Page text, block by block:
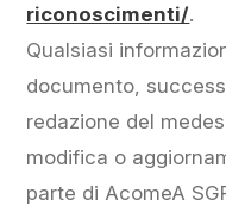
riconoscimenti/.
Qualsiasi
documento,
redazione del
modifica o
parte di AcomeA